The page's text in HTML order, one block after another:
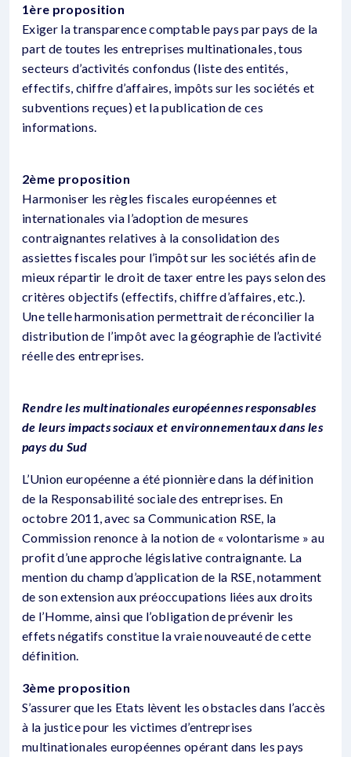
1ère proposition
Exiger la transparence comptable pays par pays de la
part de toutes les entreprises multinationales, tous
secteurs d’activités confondus (liste des entités,
effectifs, chiffre d’affaires, impôts sur les sociétés et
subventions reçues) et la publication de ces
informations.
2ème proposition
Harmoniser les règles fiscales européennes et
internationales via l’adoption de mesures
contraignantes relatives à la consolidation des
assiettes fiscales pour l’impôt sur les sociétés afin de
mieux répartir le droit de taxer entre les pays selon des
critères objectifs (effectifs, chiffre d’affaires, etc.).
Une telle harmonisation permettrait de réconcilier la
distribution de l’impôt avec la géographie de l’activité
réelle des entreprises.
Rendre les multinationales européennes responsables
de leurs impacts sociaux et environnementaux dans les
pays du Sud
L’Union européenne a été pionnière dans la définition
de la Responsabilité sociale des entreprises. En
octobre 2011, avec sa Communication RSE, la
Commission renonce à la notion de « volontarisme » au
profit d’une approche législative contraignante. La
mention du champ d’application de la RSE, notamment
de son extension aux préoccupations liées aux droits
de l’Homme, ainsi que l’obligation de prévenir les
effets négatifs constitue la vraie nouveauté de cette
définition.
3ème proposition
S’assurer que les Etats lèvent les obstacles dans l’accès
à la justice pour les victimes d’entreprises
multinationales européennes opérant dans les pays